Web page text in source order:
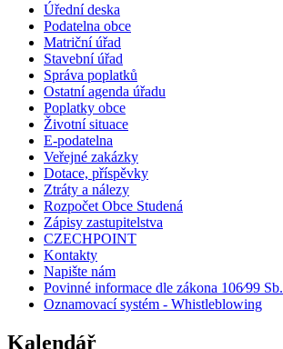
Úřední deska
Podatelna obce
Matriční úřad
Stavební úřad
Správa poplatků
Ostatní agenda úřadu
Poplatky obce
Životní situace
E-podatelna
Veřejné zakázky
Dotace, příspěvky
Ztráty a nálezy
Rozpočet Obce Studená
Zápisy zastupitelstva
CZECHPOINT
Kontakty
Napište nám
Povinné informace dle zákona 106⁄99 Sb.
Oznamovací systém - Whistleblowing
Kalendář